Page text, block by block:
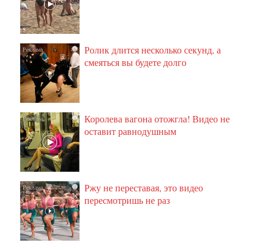
i
Ролик длится несколько секунд, а
смеяться вы будете долго
i
Королева вагона отожгла! Видео не
оставит равнодушным
i
Ржу не переставая, это видео
пересмотришь не раз